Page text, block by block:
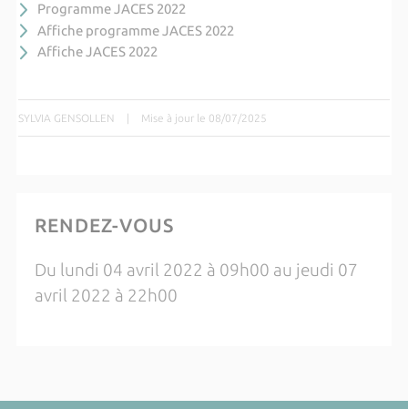
Programme JACES 2022
Affiche programme JACES 2022
Affiche JACES 2022
SYLVIA GENSOLLEN | Mise à jour le 08/07/2025
RENDEZ-VOUS
Du lundi 04 avril 2022 à 09h00 au jeudi 07
avril 2022 à 22h00